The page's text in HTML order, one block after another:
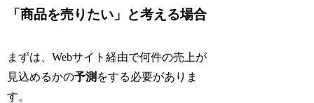
「商品を売りたい」と考える場合
まずは、Webサイト経由で何件の売上が
見込めるかの予測 をする必要がありま
す。